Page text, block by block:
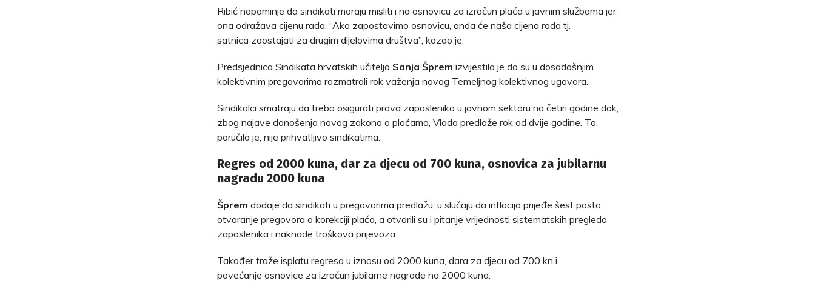
Ribić napominje da sindikati moraju misliti i na osnovicu za izračun plaća u javnim službama jer
ona odražava cijenu rada. “Ako zapostavimo osnovicu, onda će naša cijena rada tj.
satnica zaostajati za drugim dijelovima društva”, kazao je.
Predsjednica Sindikata hrvatskih učitelja Sanja Šprem izvijestila je da su u dosadašnjim
kolektivnim pregovorima razmatrali rok važenja novog Temeljnog kolektivnog ugovora.
Sindikalci smatraju da treba osigurati prava zaposlenika u javnom sektoru na četiri godine dok,
zbog najave donošenja novog zakona o plaćama, Vlada predlaže rok od dvije godine. To,
poručila je, nije prihvatljivo sindikatima.
Regres od 2000 kuna, dar za djecu od 700 kuna, osnovica za jubilarnu
nagradu 2000 kuna
Šprem dodaje da sindikati u pregovorima predlažu, u slučaju da inflacija prijeđe šest posto,
otvaranje pregovora o korekciji plaća, a otvorili su i pitanje vrijednosti sistematskih pregleda
zaposlenika i naknade troškova prijevoza.
Također traže isplatu regresa u iznosu od 2000 kuna, dara za djecu od 700 kn i
povećanje osnovice za izračun jubilarne nagrade na 2000 kuna.